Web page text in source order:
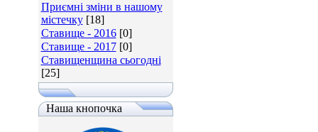
Приємні зміни в нашому
містечку [18]
Ставище - 2016 [0]
Ставище - 2017 [0]
Ставищенщина сьогодні
[25]
Наша кнопочка